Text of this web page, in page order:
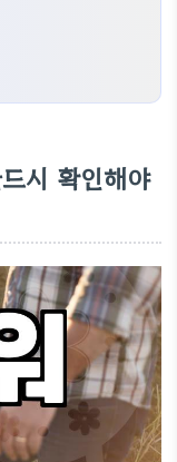
시 확인해야